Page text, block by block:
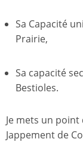
Sa Capacité
Prairie,
Sa capacité
Bestioles.
Je mets un
Jappement de